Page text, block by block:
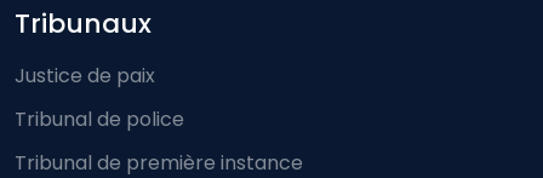
Footer-menu
Tribunaux
Justice de paix
Tribunal de police
Tribunal de première instance